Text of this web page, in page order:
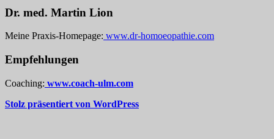
Dr. med. Martin Lion
Meine Praxis-Homepage: www.dr-homoeopathie.com
Empfehlungen
Coaching: www.coach-ulm.com
Stolz präsentiert von WordPress